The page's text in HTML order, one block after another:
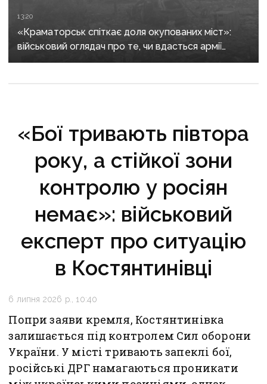
13:20
«Краматорськ спіткає доля окупованих міст»:
військовий оглядач про те, чи вдасться армії
рф захопити останню агломерацію Донеччини до
«Бої тривають півтора
року, а стійкої зони
контролю у росіян
немає»: військовий
експерт про ситуацію
в Костянтинівці
6 липня 2026 р., 10:40
Попри заяви кремля, Костянтинівка
залишається під контролем Сил оборони
України. У місті тривають запеклі бої,
російські ДРГ намагаються проникати